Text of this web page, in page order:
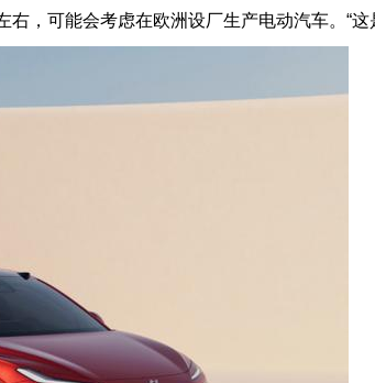
，可能会考虑在欧洲设厂生产电动汽车。“